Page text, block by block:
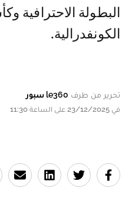
البطولة
الكونفدرالية.
تحرير من طرف le360 سبور
في 23/12/2025 على الساعة 11:30